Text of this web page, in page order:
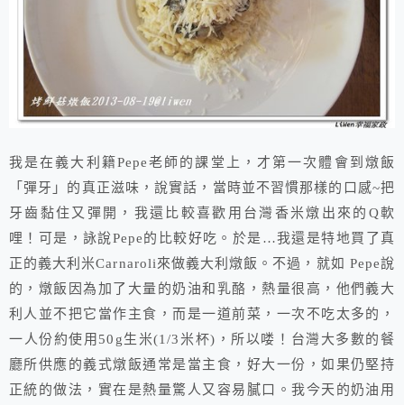
我是在義大利籍Pepe老師的課堂上，才第一次體會到燉飯
「彈牙」的真正滋味，說實話，當時並不習慣那樣的口感~把
牙齒黏住又彈開，我還比較喜歡用台灣香米燉出來的Q軟
哩！可是，詠說Pepe的比較好吃。於是…我還是特地買了真
正的義大利米Carnaroli來做義大利燉飯。不過，就如 Pepe說
的，燉飯因為加了大量的奶油和乳酪，熱量很高，他們義大
利人並不把它當作主食，而是一道前菜，一次不吃太多的，
一人份約使用50g生米(1/3米杯)，所以喽！台灣大多數的餐
廳所供應的義式燉飯通常是當主食，好大一份，如果仍堅持
正統的做法，實在是熱量驚人又容易膩口。我今天的奶油用